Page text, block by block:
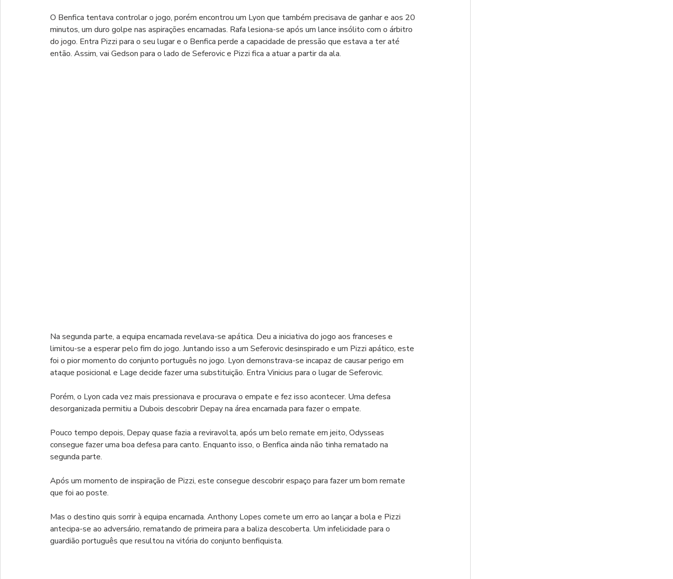
O Benfica tentava controlar o jogo, porém encontrou um Lyon que também precisava de ganhar e aos 20
minutos, um duro golpe nas aspirações encarnadas. Rafa lesiona-se após um lance insólito com o árbitro
do jogo. Entra Pizzi para o seu lugar e o Benfica perde a capacidade de pressão que estava a ter até
então. Assim, vai Gedson para o lado de Seferovic e Pizzi fica a atuar a partir da ala.
Na segunda parte, a equipa encarnada revelava-se apática. Deu a iniciativa do jogo aos franceses e
limitou-se a esperar pelo fim do jogo. Juntando isso a um Seferovic desinspirado e um Pizzi apático, este
foi o pior momento do conjunto português no jogo. Lyon demonstrava-se incapaz de causar perigo em
ataque posicional e Lage decide fazer uma substituição. Entra Vinicius para o lugar de Seferovic.
Porém, o Lyon cada vez mais pressionava e procurava o empate e fez isso acontecer. Uma defesa
desorganizada permitiu a Dubois descobrir Depay na área encarnada para fazer o empate.
Pouco tempo depois, Depay quase fazia a reviravolta, após um belo remate em jeito, Odysseas
consegue fazer uma boa defesa para canto. Enquanto isso, o Benfica ainda não tinha rematado na
segunda parte.
Após um momento de inspiração de Pizzi, este consegue descobrir espaço para fazer um bom remate
que foi ao poste.
Mas o destino quis sorrir à equipa encarnada. Anthony Lopes comete um erro ao lançar a bola e Pizzi
antecipa-se ao adversário, rematando de primeira para a baliza descoberta. Um infelicidade para o
guardião português que resultou na vitória do conjunto benfiquista.